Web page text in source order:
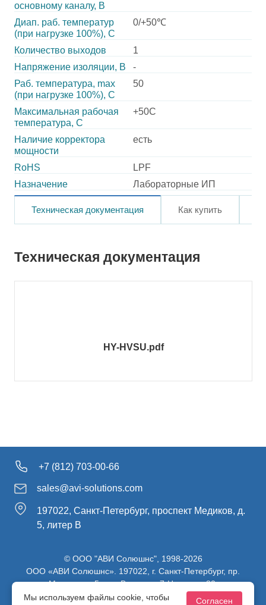
основному каналу, В
Диап. раб. температур
(при нагрузке 100%), C
0/+50℃
Количество выходов
1
Напряжение изоляции, В
-
Раб. температура, max
(при нагрузке 100%), C
50
Максимальная рабочая
температура, C
+50C
Наличие корректора
мощности
есть
RoHS
LPF
Назначение
Лабораторные ИП
Техническая документация Как купить
Техническая документация
HY-HVSU.pdf
+7 (812) 703-00-66
sales@avi-solutions.com
197022, Санкт-Петербург, проспект Медиков, д.
5, литер В
© ООО "АВИ Солюшнс", 1998-2026
ООО «АВИ Солюшнс». 197022, г. Санкт-Петербург, пр.
Медиков, д.5, лит. В, ч. пом. 7-Н, ч. ком. 82.
ИНН 7813470830 / КПП 781301001 / ОГРН 1107847137980
Мы используем файлы cookie, чтобы Согласен